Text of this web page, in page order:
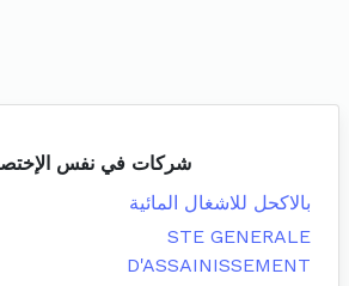
شركات في نفس
بالاكحل للاشغال المائية
STE GENERALE
D'ASSAINISSEMENT